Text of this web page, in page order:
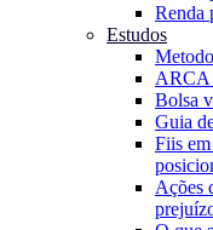
Renda
Estudos
ARCA
Bolsa
Guia
Fiis
Ações